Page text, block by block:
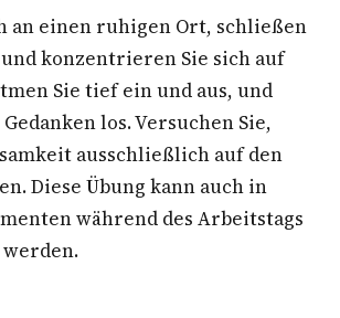
an einen ruhigen Ort, schließen
konzentrieren Sie sich auf
Sie tief ein und aus, und
los. Versuchen Sie,
ausschließlich auf den
Diese Übung kann auch in
während des Arbeitstags